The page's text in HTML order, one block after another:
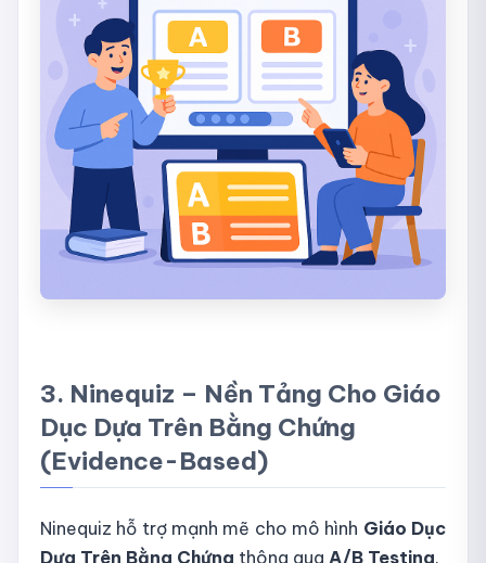
3. Ninequiz – Nền Tảng Cho Giáo
Dục Dựa Trên Bằng Chứng
(Evidence-Based)
Ninequiz hỗ trợ mạnh mẽ cho mô hình Giáo Dục
Dựa Trên Bằng Chứng thông qua A/B Testing.